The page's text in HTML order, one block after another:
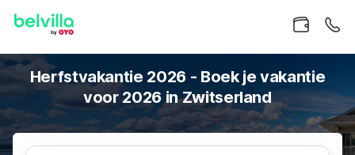
Herfstvakantie 2026 - Boek je vakantie
voor 2026 in Zwitserland